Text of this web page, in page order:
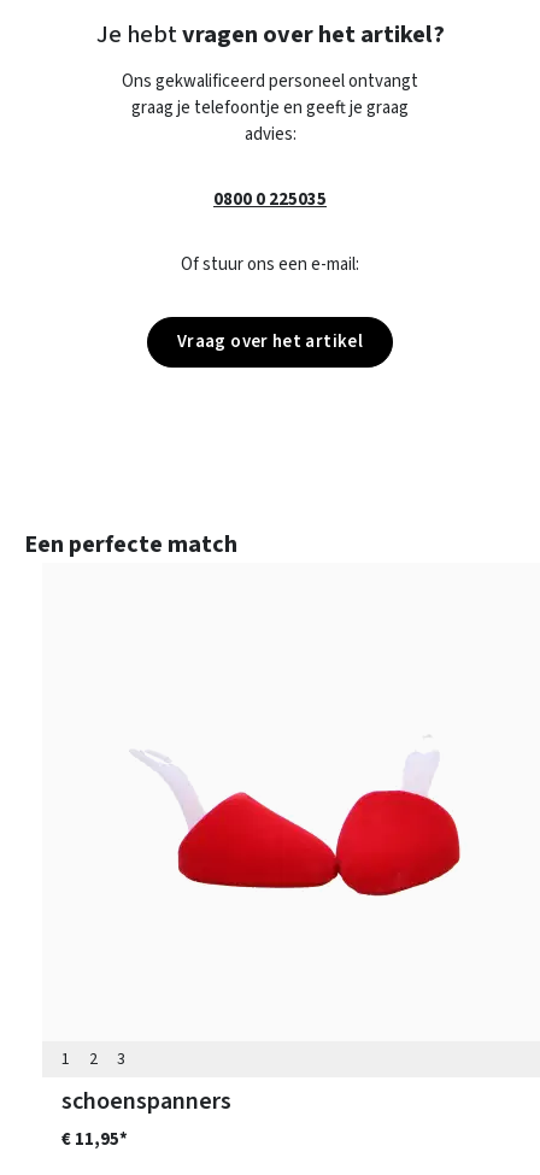
Je hebtvragen over het artikel?
Ons gekwalificeerd personeel ontvangt
graag je telefoontje en geeft je graag
advies:
0800 0 225035
Of stuur ons een e-mail:
Vraag over het artikel
Productgalerij overslaan
Een perfecte match
1 2 3
schoenspanners
€ 11,95*